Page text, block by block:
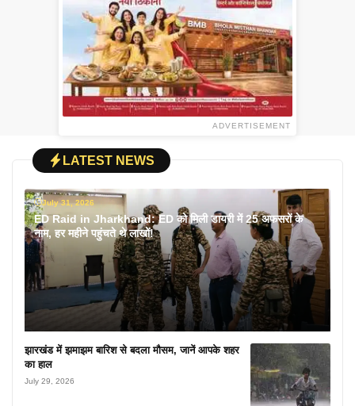
ADVERTISEMENT
LATEST NEWS
July 31, 2026
ED Raid in Jharkhand: ED को मिली डायरी में 25 अफसरों के
नाम, हर महीने पहुंचते थे लाखों!
झारखंड में झमाझम बारिश से बदला मौसम, जानें आपके शहर
का हाल
July 29, 2026